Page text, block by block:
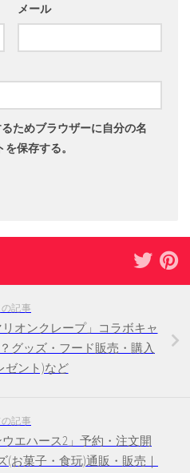
メール
ためブラウザーに自分の名
保存する。
記事
リオンクレープ」コラボキャ
グッズ・フード販売・購入
ゼント)など
記事
エハース2」予約・注文開
お菓子・食玩)通販・販売｜